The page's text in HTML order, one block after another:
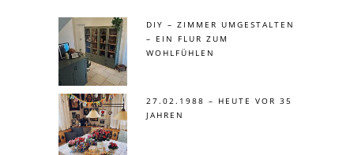
DIY – ZIMMER UMGESTALTEN
– EIN FLUR ZUM
WOHLFÜHLEN
27.02.1988 – HEUTE VOR 35
JAHREN